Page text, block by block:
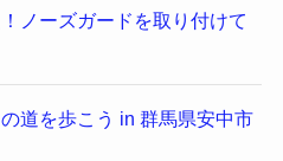
ノーズガードを取り付けて
道を歩こう in 群馬県安中市